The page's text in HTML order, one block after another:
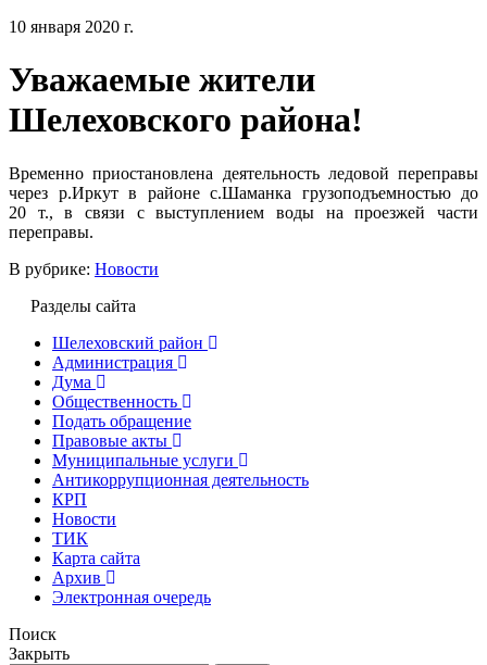
10 января 2020 г.
Уважаемые жители
Шелеховского района!
Временно приостановлена деятельность ледовой переправы
через р.Иркут в районе с.Шаманка грузоподъемностью до
20 т., в связи с выступлением воды на проезжей части
переправы.
В рубрике: Новости
Разделы сайта
Шелеховский район
Администрация
Дума
Общественность
Подать обращение
Правовые акты
Муниципальные услуги
Антикоррупционная деятельность
КРП
Новости
ТИК
Карта сайта
Архив
Электронная очередь
Поиск
Закрыть